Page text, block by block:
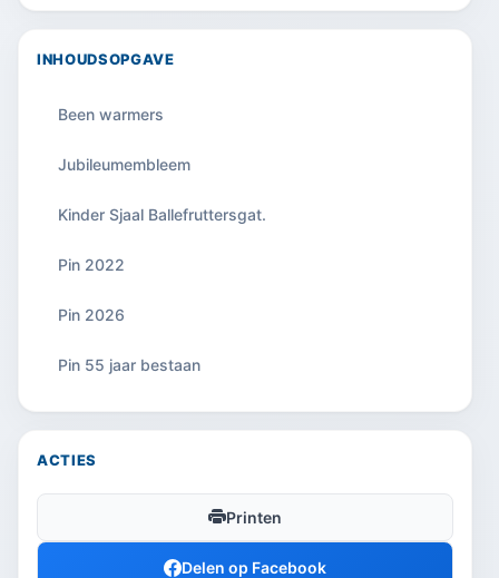
INHOUDSOPGAVE
Been warmers
Jubileumembleem
Kinder Sjaal Ballefruttersgat.
Pin 2022
Pin 2026
Pin 55 jaar bestaan
ACTIES
Printen
Delen op Facebook